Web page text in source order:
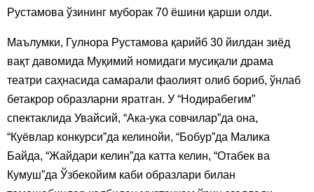
Рустамова ўзининг муборак 70 ёшини қарши олди.
Маълумки, Гулнора Рустамова қарийб 30 йилдан зиёд
вақт давомида Муқимий номидаги мусиқали драма
театри саҳнасида самарали фаолият олиб бориб, ўнлаб
бетакрор образларни яратган. У “Нодирабегим”
спектаклида Увайсий, “Ака-ука совчилар”да она,
“Куёвлар конкурси”да келинойи, “Бобур”да Малика
Байда, “Жайдари келин”да катта келин, “Отабек ва
Кумуш”да Ўзбекойим каби образлари билан